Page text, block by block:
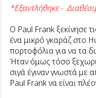
*Εξαντλήθηκε -
Ο Paul Frank ξεκίνησε
ένα μικρό γκαράζ στο
πορτοφόλια για να τα
Ήταν όμως τόσο
σιγά έγιναν γνωστά με
Paul Frank να είναι